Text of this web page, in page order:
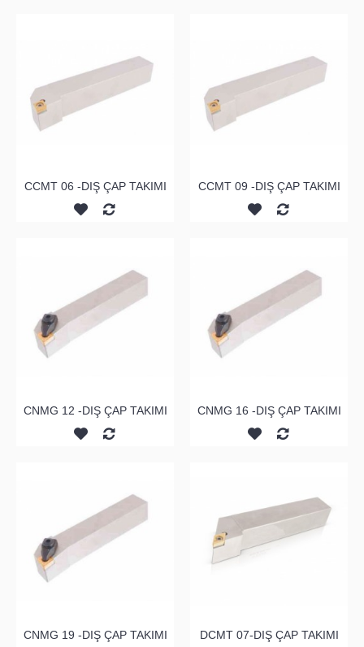
CCMT 06 -DIŞ ÇAP TAKIMI CCMT 09 -DIŞ ÇAP TAKIMI
CNMG 12 -DIŞ ÇAP TAKIMI CNMG 16 -DIŞ ÇAP TAKIMI
CNMG 19 -DIŞ ÇAP TAKIMI DCMT 07-DIŞ ÇAP TAKIMI